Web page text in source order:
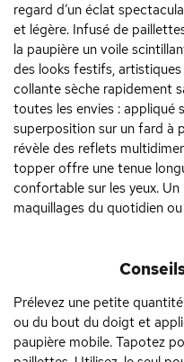
regard d’un éclat
et légère. Infusé de
la paupière un voile
des looks festifs,
collante sèche rapidement
toutes les envies : appliqué
superposition sur un fard à
révèle des reflets
topper offre une tenue
confortable sur les yeux.
maquillages du quotidien
Prélevez une petite
ou du bout du doigt et
paupière mobile. Tapotez